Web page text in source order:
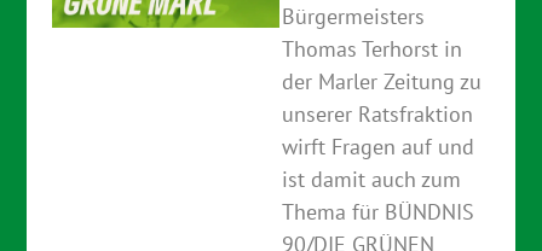
Bürgermeisters
Thomas Terhorst in
der Marler Zeitung zu
unserer Ratsfraktion
wirft Fragen auf und
ist damit auch zum
Thema für BÜNDNIS
90/DIE GRÜNEN